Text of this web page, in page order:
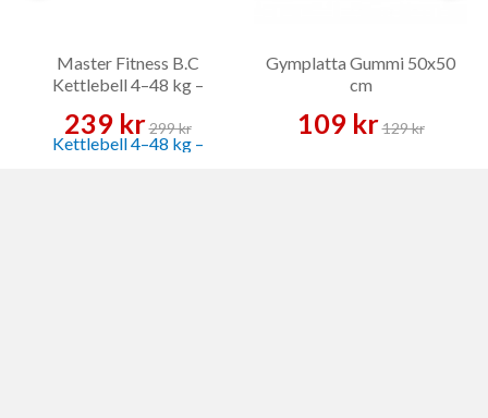
Master Fitness B.C
Kettlebell 4–48 kg –
239 kr299 kr
Gymplatta Gummi 50x50
cm
109 kr129 kr